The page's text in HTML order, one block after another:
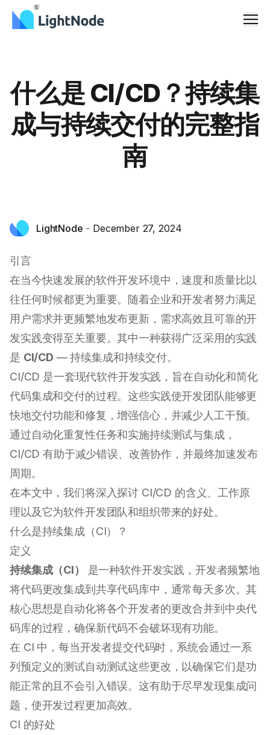
什么是 CI/CD？持续集
成与持续交付的完整指
南
LightNode - December 27, 2024
引言
在当今快速发展的软件开发环境中，速度和质量比以
往任何时候都更为重要。随着企业和开发者努力满足
用户需求并更频繁地发布更新，需求高效且可靠的开
发实践变得至关重要。其中一种获得广泛采用的实践
是 CI/CD — 持续集成和持续交付。
CI/CD 是一套现代软件开发实践，旨在自动化和简化
代码集成和交付的过程。这些实践使开发团队能够更
快地交付功能和修复，增强信心，并减少人工干预。
通过自动化重复性任务和实施持续测试与集成，
CI/CD 有助于减少错误、改善协作，并最终加速发布
周期。
在本文中，我们将深入探讨 CI/CD 的含义、工作原
理以及它为软件开发团队和组织带来的好处。
什么是持续集成（CI）？
定义
持续集成（CI）
是一种软件开发实践，开发者频繁地
将代码更改集成到共享代码库中，通常每天多次。其
核心思想是自动化将各个开发者的更改合并到中央代
码库的过程，确保新代码不会破坏现有功能。
在 CI 中，每当开发者提交代码时，系统会通过一系
列预定义的测试自动测试这些更改，以确保它们是功
能正常的且不会引入错误。这有助于尽早发现集成问
题，使开发过程更加高效。
CI 的好处